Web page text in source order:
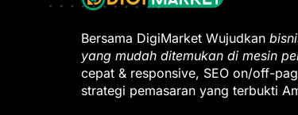
Bersama DigiMarket Wujudkan
yang mudah ditemukan di mesin
cepat & responsive, SEO on/off-
strategi pemasaran yang terbukti